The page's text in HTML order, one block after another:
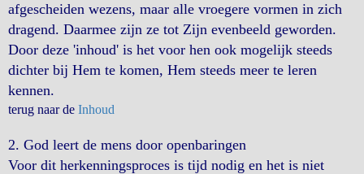
afgescheiden wezens, maar alle vroegere vormen in zich
dragend. Daarmee zijn ze tot Zijn evenbeeld geworden.
Door deze 'inhoud' is het voor hen ook mogelijk steeds
dichter bij Hem te komen, Hem steeds meer te leren
kennen.
terug naar de Inhoud
2. God leert de mens door openbaringen
Voor dit herkenningsproces is tijd nodig en het is niet